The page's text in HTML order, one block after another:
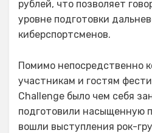
рублей, что позволяет
уровне подготовки
киберспортсменов.
Помимо непосредственно
участникам и гостям
Challenge было чем себя
подготовили насыщенную
вошли выступления рок-